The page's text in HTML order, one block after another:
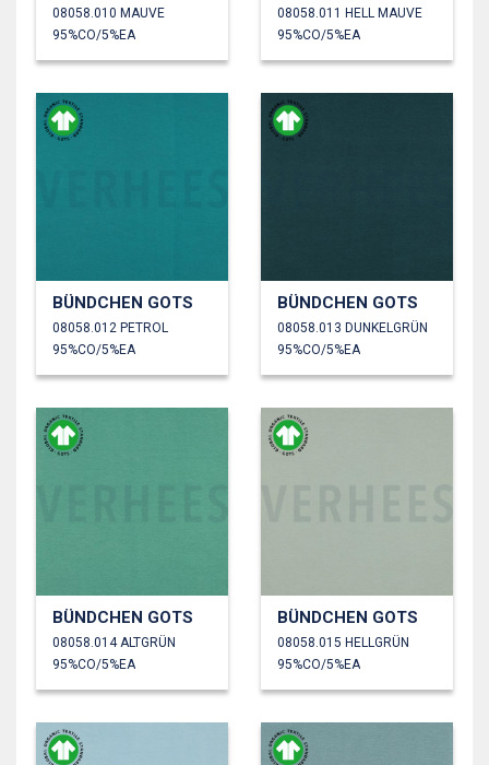
08058.010 MAUVE
95%CO/5%EA
08058.011 HELL MAUVE
95%CO/5%EA
BÜNDCHEN GOTS
08058.012 PETROL
95%CO/5%EA
BÜNDCHEN GOTS
08058.013 DUNKELGRÜN
95%CO/5%EA
BÜNDCHEN GOTS
08058.014 ALTGRÜN
95%CO/5%EA
BÜNDCHEN GOTS
08058.015 HELLGRÜN
95%CO/5%EA